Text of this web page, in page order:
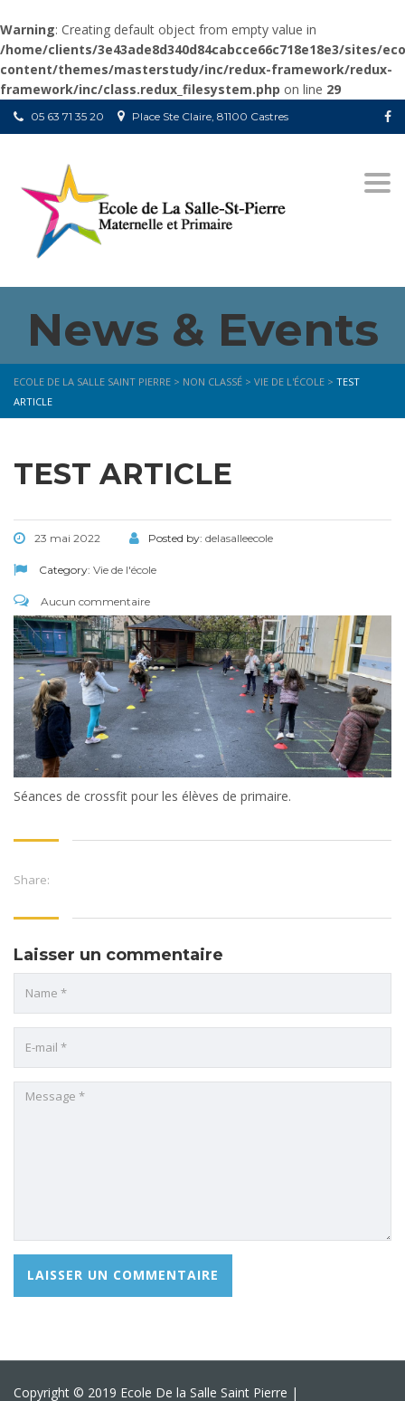
Warning: Creating default object from empty value in
/home/clients/3e43ade8d340d84cabcce66c718e18e3/sites/
content/themes/masterstudy/inc/redux-framework/redux-
framework/inc/class.redux_filesystem.php on line 29
Place Ste Claire, 81100 Castres
05 63 71 35 20
News & Events
ECOLE DE LA SALLE SAINT PIERRE > NON CLASSÉ > VIE DE L'ÉCOLE > TEST
ARTICLE
TEST ARTICLE
23 mai 2022 Posted by: delasalleecole
Category: Vie de l'école
Aucun commentaire
Séances de crossfit pour les élèves de primaire.
Share:
Laisser un commentaire
Copyright © 2019 Ecole De la Salle Saint Pierre |